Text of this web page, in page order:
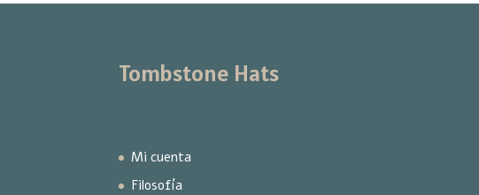
Tombstone Hats
Mi cuenta
Filosofía